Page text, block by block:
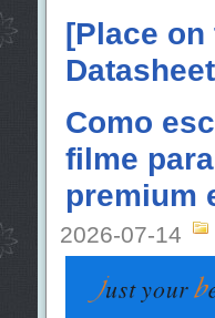
[Place on
Como
filme
premium
2026-07-14